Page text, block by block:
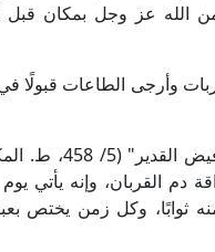
من الله عز وجل بمكان
وأرجى الطاعات قبولًا
قال العلامة
دم القربان، وإنه يأتي
وكل زمن يختص